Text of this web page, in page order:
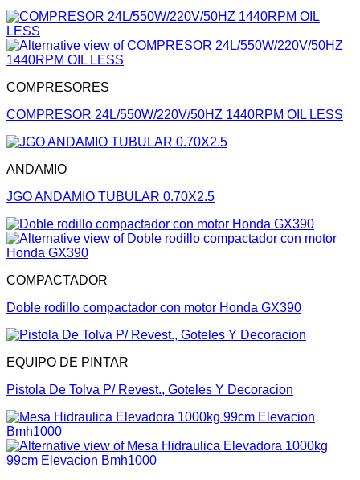
COMPRESORES
COMPRESOR 24L/550W/220V/50HZ 1440RPM OIL LESS
ANDAMIO
JGO ANDAMIO TUBULAR 0.70X2.5
COMPACTADOR
Doble rodillo compactador con motor Honda GX390
EQUIPO DE PINTAR
Pistola De Tolva P/ Revest., Goteles Y Decoracion